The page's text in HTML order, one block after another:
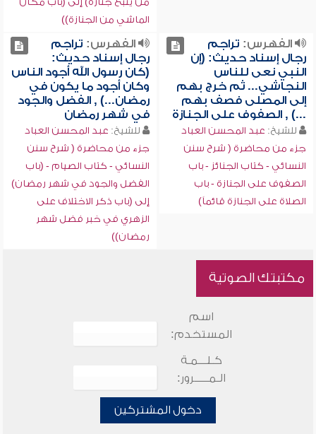
الماشي من الجنازة))
الفهرس: تراجم
رجال إسناد حديث: (إن
النبي نعى للناس
النجاشي... ثم خرج بهم
إلى المصلى فصف بهم
...) , الصفوف على الجنازة
للشيخ: عبد المحسن العباد
جزء من محاضرة ( شرح سنن
النسائي - كتاب الجنائز - باب
الصفوف على الجنازة - باب
الصلاة على الجنازة قائماً)
الفهرس: تراجم
رجال إسناد حديث:
(كان رسول الله أجود الناس
وكان أجود ما يكون في
رمضان...) , الفضل والجود
في شهر رمضان
للشيخ: عبد المحسن العباد
جزء من محاضرة ( شرح سنن
النسائي - كتاب الصيام - (باب
الفضل والجود في شهر رمضان)
إلى (باب ذكر الاختلاف على
الزهري في خبر فضل شهر
رمضان))
مكتبتك الصوتية
اسم
المستخدم:
كـلـــمـة
الـمـــــرور:
دخول المشتركين